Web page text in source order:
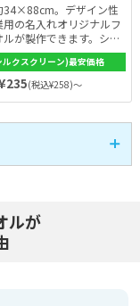
34×88cm。デザイン性
用の名入れオリジナルフ
ルが製作できます。シル
ン印刷なので色ムラがな
しにくい。手触りもよ
地にもこだわっていま
色もホワイト・サンドブ
イエロー・ゴールド・ピ
ら選べます。イベント
にもおすすめ！
クスクリーン)最安価格
(税込¥258)～
バスタオル
全3
刺繍タオル
ルが